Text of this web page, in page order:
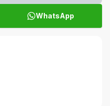
WhatsApp